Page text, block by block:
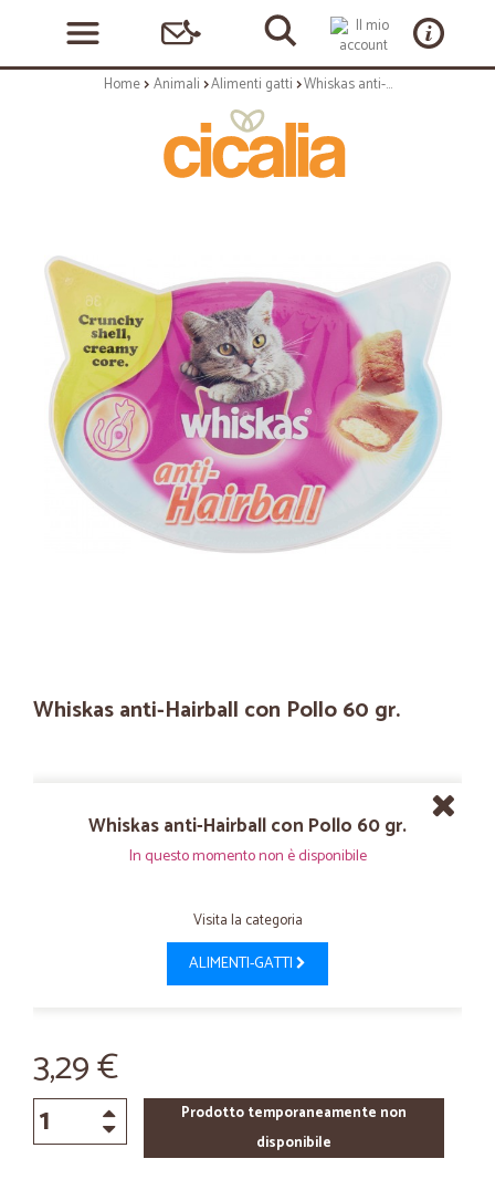
Home Animali Alimenti gatti Whiskas anti-Hairball con Pollo 60 gr.
Whiskas anti-Hairball con Pollo 60 gr.
Whiskas anti-Hairball con Pollo 60 gr.
In questo momento non è disponibile
Visita la categoria
ALIMENTI-GATTI
3,29 €
Prodotto temporaneamente non
disponibile